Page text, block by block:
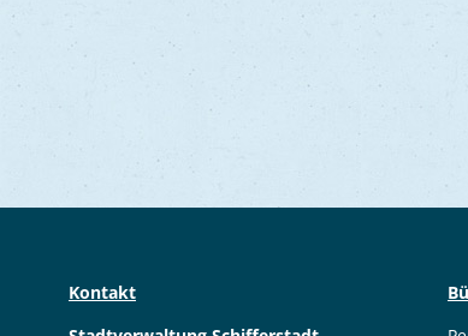
Kontakt